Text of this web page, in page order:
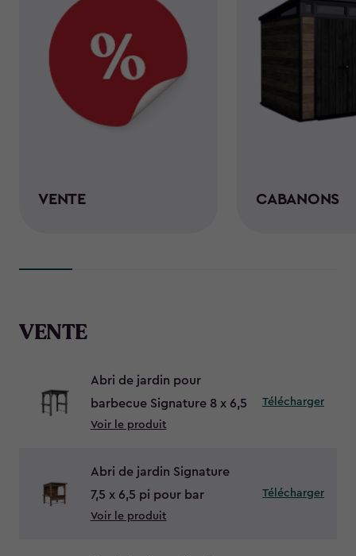
VENTE CABANONS
VENTE
Abri de jardin pour
barbecue Signature 8 x 6,5
Voir le produit
Télécharger
Abri de jardin Signature
7,5 x 6,5 pi pour bar
Voir le produit
Télécharger